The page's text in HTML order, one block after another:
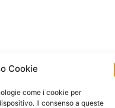
Cookie
come i cookie per
Il consenso a queste